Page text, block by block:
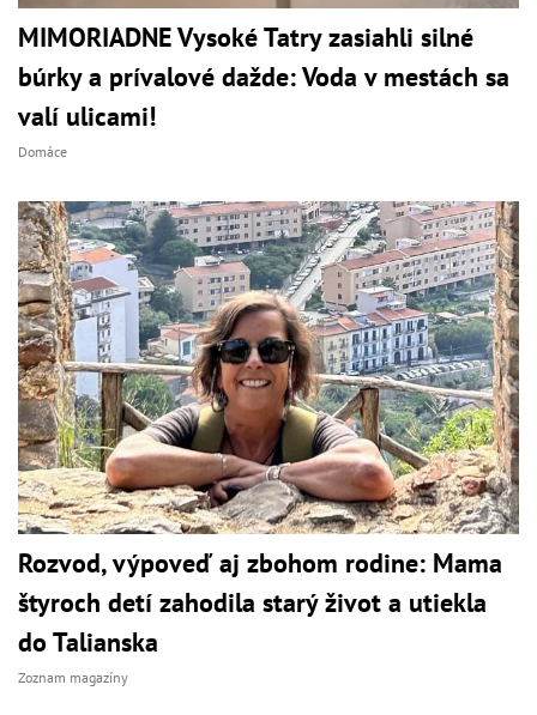
MIMORIADNE Vysoké Tatry zasiahli silné
búrky a prívalové dažde: Voda v mestách sa
valí ulicami!
Domáce
Rozvod, výpoveď aj zbohom rodine: Mama
štyroch detí zahodila starý život a utiekla
do Talianska
Zoznam magazíny